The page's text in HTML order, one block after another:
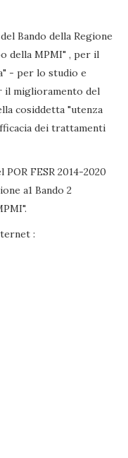
Bando della Regione
della MPMI" , per il
- per lo studio e
il miglioramento del
cosiddetta "utenza
dei trattamenti
FESR 2014-2020
a1 Bando 2
: